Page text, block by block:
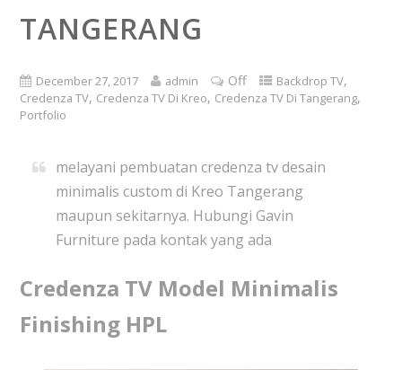
TANGERANG
December 27, 2017 admin Off Backdrop TV,
Credenza TV, Credenza TV Di Kreo, Credenza TV Di Tangerang,
Portfolio
melayani pembuatan credenza tv desain
minimalis custom di Kreo Tangerang
maupun sekitarnya. Hubungi Gavin
Furniture pada kontak yang ada
Credenza TV Model Minimalis
Finishing HPL